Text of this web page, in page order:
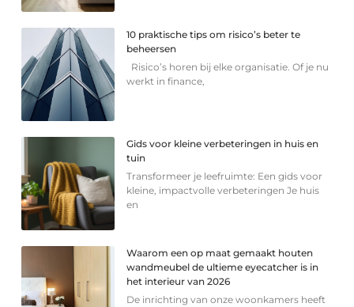
10 praktische tips om risico’s beter te
beheersen
Risico’s horen bij elke organisatie. Of je nu
werkt in finance,
Gids voor kleine verbeteringen in huis en
tuin
Transformeer je leefruimte: Een gids voor
kleine, impactvolle verbeteringen Je huis
en
Waarom een op maat gemaakt houten
wandmeubel de ultieme eyecatcher is in
het interieur van 2026
De inrichting van onze woonkamers heeft